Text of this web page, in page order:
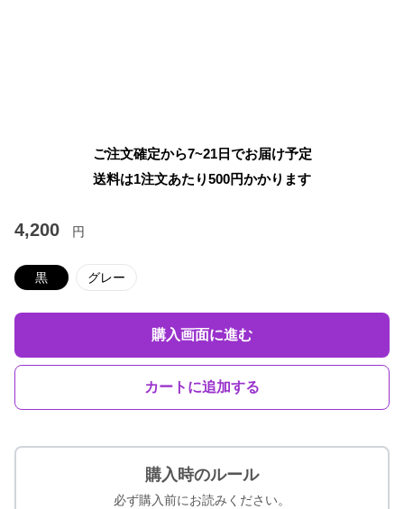
ご注文確定から7~21日でお届け予定
送料は1注文あたり500円かかります
4,200 円
黒 グレー
購入画面に進む
カートに追加する
購入時のルール
必ず購入前にお読みください。